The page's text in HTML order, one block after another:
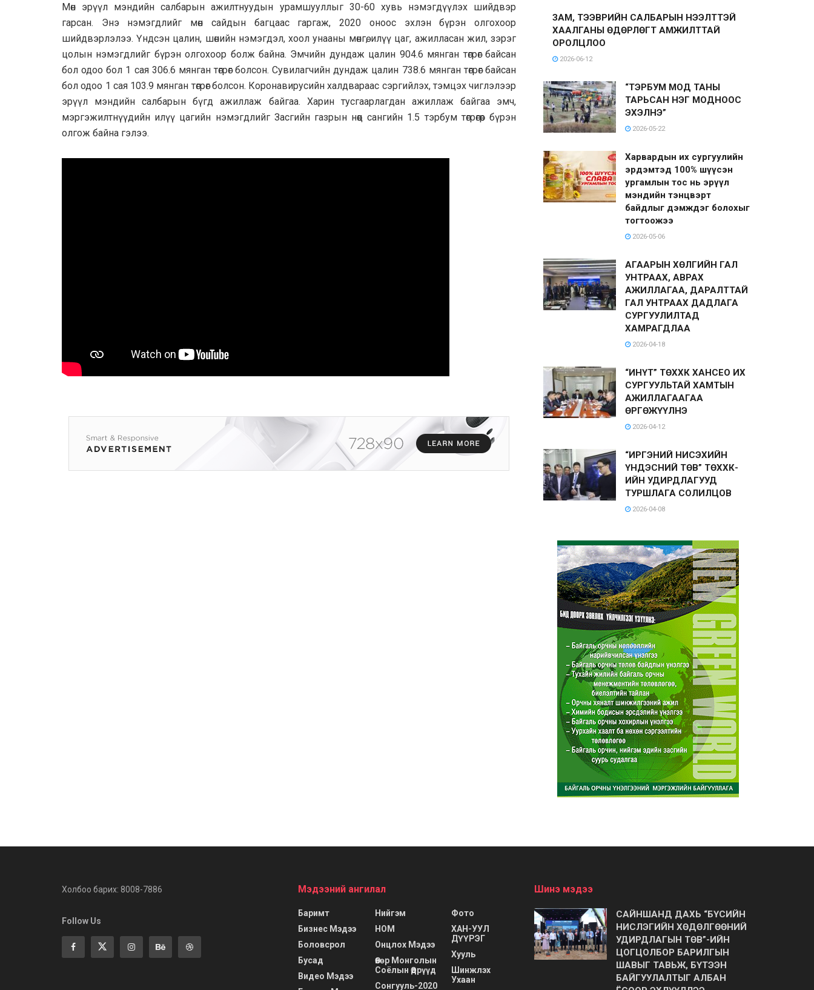
Мөн эрүүл мэндийн салбарын ажилтнуудын урамшууллыг 30-60 хувь нэмэгдүүлэх шийдвэр
гарсан. Энэ нэмэгдлийг мөн сайдын багцаас гаргаж, 2020 оноос эхлэн бүрэн олгохоор
шийдвэрлэлээ. Үндсэн цалин, шөнийн нэмэгдэл, хоол унааны мөнгө, илүү цаг, ажилласан жил, зэрэг
цолын нэмэгдлийг бүрэн олгохоор болж байна. Эмчийн дундаж цалин 904.6 мянган төгрөг байсан
бол одоо бол 1 сая 306.6 мянган төгрөг болсон. Сувилагчийн дундаж цалин 738.6 мянган төгрөг байсан
бол одоо 1 сая 103.9 мянган төгрөг болсон. Коронавирусийн халдвараас сэргийлэх, тэмцэх чиглэлээр
эрүүл мэндийн салбарын бүгд ажиллаж байгаа. Харин тусгаарлагдан ажиллаж байгаа эмч,
мэргэжилтнүүдийн илүү цагийн нэмэгдлийг Засгийн газрын нөөц сангийн 1.5 тэрбум төгрөгөөр бүрэн
олгож байна гэлээ.
ЗАМ, ТЭЭВРИЙН САЛБАРЫН НЭЭЛТТЭЙ
ХААЛГАНЫ ӨДӨРЛӨГТ АМЖИЛТТАЙ
ОРОЛЦЛОО
2026-06-12
“ТЭРБУМ МОД ТАНЫ
ТАРЬСАН НЭГ МОДНООС
ЭХЭЛНЭ”
2026-05-22
Харвардын их сургуулийн
эрдэмтэд 100% шүүсэн
ургамлын тос нь эрүүл
мэндийн тэнцвэрт
байдлыг дэмждэг болохыг
тогтоожээ
2026-05-06
АГААРЫН ХӨЛГИЙН ГАЛ
УНТРААХ, АВРАХ
АЖИЛЛАГАА, ДАРАЛТТАЙ
ГАЛ УНТРААХ ДАДЛАГА
СУРГУУЛИЛТАД
ХАМРАГДЛАА
2026-04-18
“ИНҮТ” ТӨХХК ХАНСЕО ИХ
СУРГУУЛЬТАЙ ХАМТЫН
АЖИЛЛАГААГАА
ӨРГӨЖҮҮЛНЭ
2026-04-12
“ИРГЭНИЙ НИСЭХИЙН
ҮНДЭСНИЙ ТӨВ” ТӨХХК-
ИЙН УДИРДЛАГУУД
ТУРШЛАГА СОЛИЛЦОВ
2026-04-08
Холбоо барих: 8008-7886
Follow Us
Мэдээний ангилал
Баримт
Бизнес Мэдээ
Боловсрол
Бусад
Видео Мэдээ
Нийгэм
НОМ
Онцлох Мэдээ
Өвөр Монголын
Соёлын Өдрүүд
Сонгууль-2020
Фото
ХАН-УУЛ
ДҮҮРЭГ
Хууль
Шинжлэх
Ухаан
Шинэ мэдээ
САЙНШАНД ДАХЬ “БҮСИЙН
НИСЛЭГИЙН ХӨДӨЛГӨӨНИЙ
УДИРДЛАГЫН ТӨВ”-ИЙН
ЦОГЦОЛБОР БАРИЛГЫН
ШАВЫГ ТАВЬЖ, БҮТЭЭН
БАЙГУУЛАЛТЫГ АЛБАН